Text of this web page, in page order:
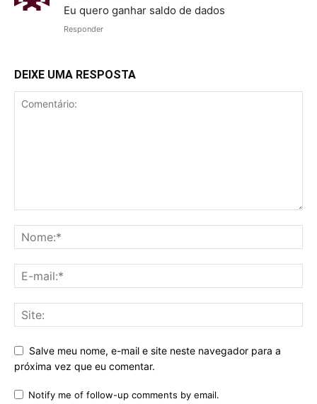
Eu quero ganhar saldo de dados
Responder
DEIXE UMA RESPOSTA
Salve meu nome, e-mail e site neste navegador para a
próxima vez que eu comentar.
Notify me of follow-up comments by email.